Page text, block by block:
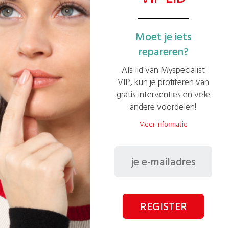
Een gasstralingsverwarming installeren voor
een magazijn
Zie andere missies
100% LEGAAL
Moet je iets
repareren?
Als lid van Myspecialist
VIP, kun je profiteren van
gratis interventies en vele
andere voordelen!
Meer informatie
REGISTER